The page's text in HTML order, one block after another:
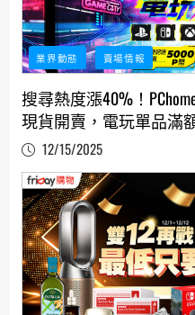
業界動態 賣場情報
搜尋熱度漲40%！
現貨開賣，電玩單品滿
12/15/2025